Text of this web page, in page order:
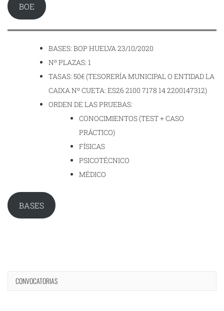
BOE
BASES: BOP HUELVA 23/10/2020
Nº PLAZAS: 1
TASAS: 50€ (TESORERÍA MUNICIPAL O ENTIDAD LA
CAIXA Nº CUETA: ES26 2100 7178 14 2200147312)
ORDEN DE LAS PRUEBAS:
CONOCIMIENTOS (TEST + CASO
PRÁCTICO)
FÍSICAS
PSICOTÉCNICO
MÉDICO
BASES
CONVOCATORIAS